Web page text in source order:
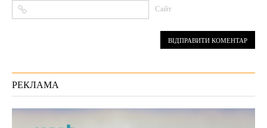
Сайт
РЕКЛАМА